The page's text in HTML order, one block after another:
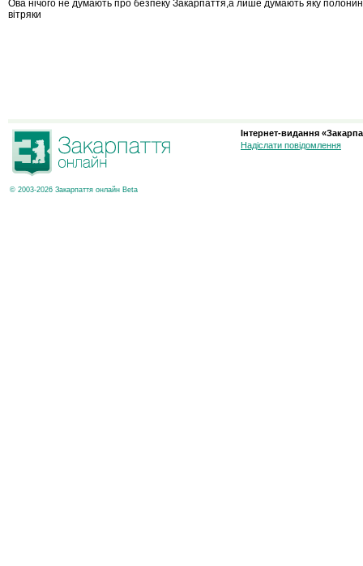
Ова нічого не думають про безпеку Закарпаття,а лише думають яку
вітряки
© 2003-2026 Закарпаття онлайн Beta
Інтернет-видання
Надіслати повідомлення